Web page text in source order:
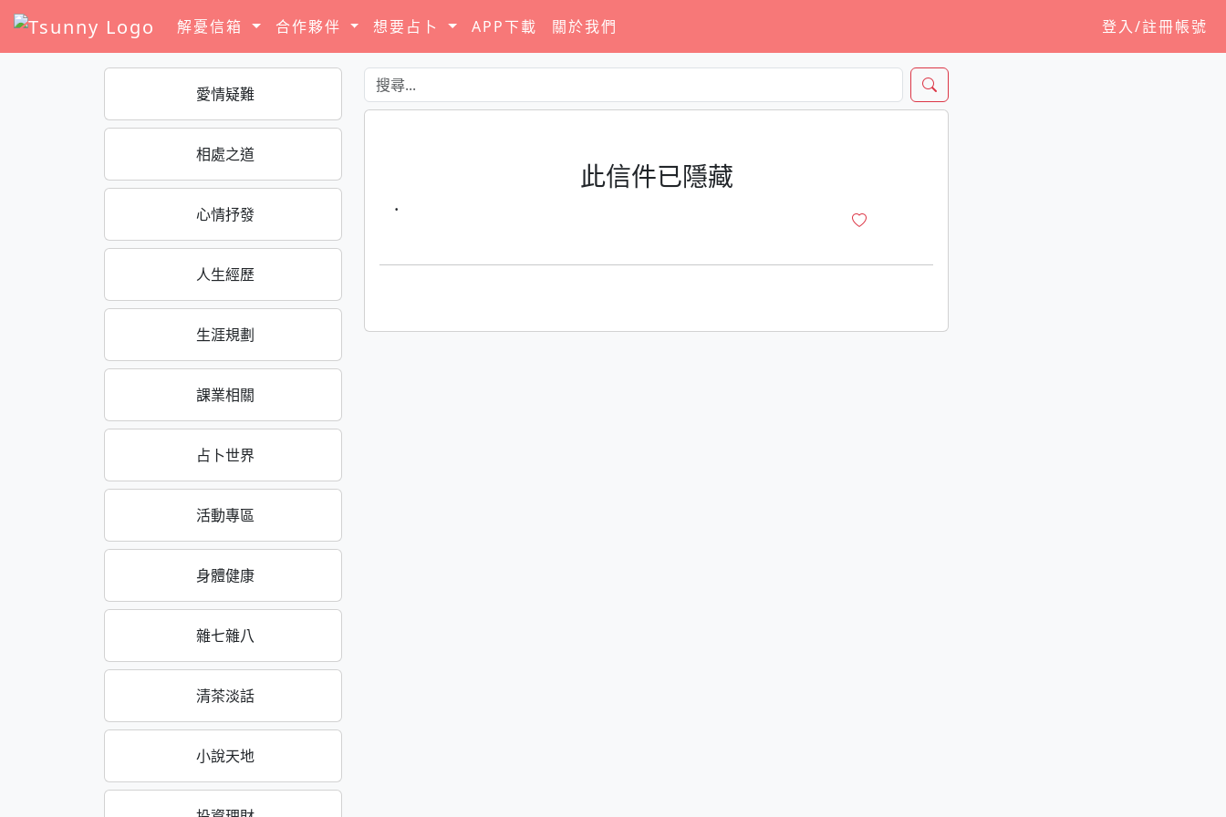
解憂信箱 合作夥伴 想要占卜 APP下載 關於我們 登入/註冊帳號
愛情疑難
相處之道
心情抒發
人生經歷
生涯規劃
課業相關
占卜世界
活動專區
身體健康
雜七雜八
清茶淡話
小說天地
此信件已隱藏
·